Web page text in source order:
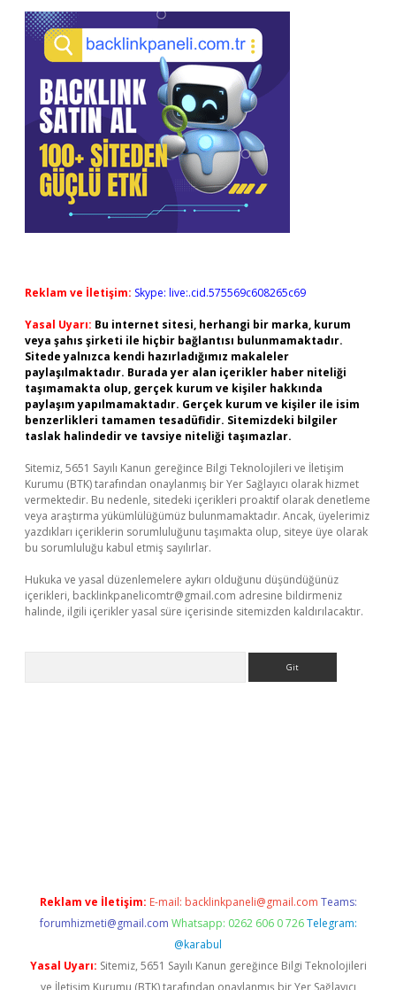
Reklam ve İletişim: Skype: live:.cid.575569c608265c69
Yasal Uyarı: Bu internet sitesi, herhangi bir marka, kurum
veya şahıs şirketi ile hiçbir bağlantısı bulunmamaktadır.
Sitede yalnızca kendi hazırladığımız makaleler
paylaşılmaktadır. Burada yer alan içerikler haber niteliği
taşımamakta olup, gerçek kurum ve kişiler hakkında
paylaşım yapılmamaktadır. Gerçek kurum ve kişiler ile isim
benzerlikleri tamamen tesadüfidir. Sitemizdeki bilgiler
taslak halindedir ve tavsiye niteliği taşımazlar.
Sitemiz, 5651 Sayılı Kanun gereğince Bilgi Teknolojileri ve İletişim
Kurumu (BTK) tarafından onaylanmış bir Yer Sağlayıcı olarak hizmet
vermektedir. Bu nedenle, sitedeki içerikleri proaktif olarak denetleme
veya araştırma yükümlülüğümüz bulunmamaktadır. Ancak, üyelerimiz
yazdıkları içeriklerin sorumluluğunu taşımakta olup, siteye üye olarak
bu sorumluluğu kabul etmiş sayılırlar.
Hukuka ve yasal düzenlemelere aykırı olduğunu düşündüğünüz
içerikleri, backlinkpanelicomtr@gmail.com adresine bildirmeniz
halinde, ilgili içerikler yasal süre içerisinde sitemizden kaldırılacaktır.
Reklam ve İletişim: E-mail: backlinkpaneli@gmail.com Teams:
forumhizmeti@gmail.com Whatsapp: 0262 606 0 726 Telegram:
@karabul
Yasal Uyarı: Sitemiz, 5651 Sayılı Kanun gereğince Bilgi Teknolojileri
ve İletişim Kurumu (BTK) tarafından onaylanmış bir Yer Sağlayıcı